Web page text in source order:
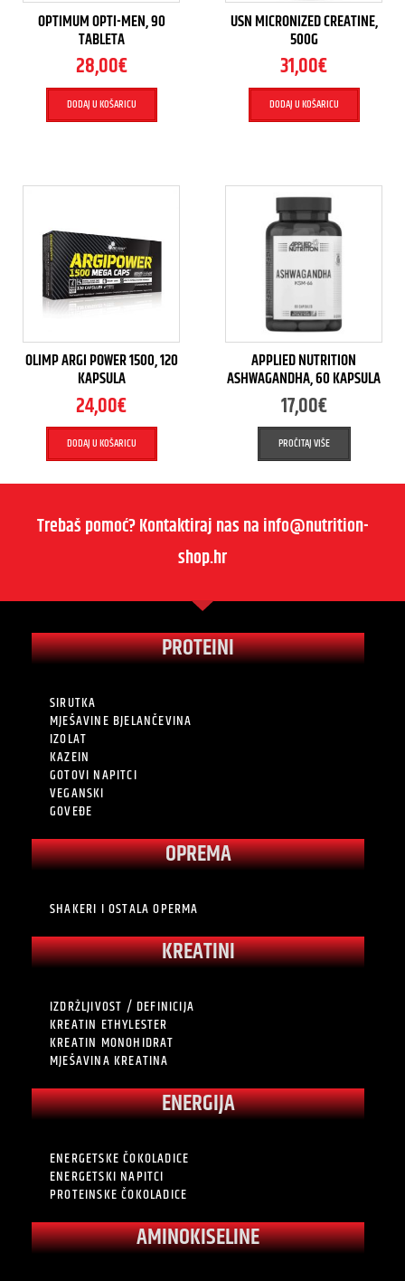
OPTIMUM OPTI-MEN, 90
TABLETA
28,00€
DODAJ U KOŠARICU
USN MICRONIZED CREATINE,
500G
31,00€
DODAJ U KOŠARICU
OLIMP ARGI POWER 1500, 120
KAPSULA
24,00€
DODAJ U KOŠARICU
APPLIED NUTRITION
ASHWAGANDHA, 60 KAPSULA
17,00€
PROČITAJ VIŠE
Trebaš pomoć? Kontaktiraj nas na info@nutrition-
shop.hr
PROTEINI
SIRUTKA
MJEŠAVINE BJELANČEVINA
IZOLAT
KAZEIN
GOTOVI NAPITCI
VEGANSKI
GOVEĐE
OPREMA
SHAKERI I OSTALA OPERMA
KREATINI
IZDRŽLJIVOST / DEFINICIJA
KREATIN ETHYLESTER
KREATIN MONOHIDRAT
MJEŠAVINA KREATINA
ENERGIJA
ENERGETSKE ČOKOLADICE
ENERGETSKI NAPITCI
PROTEINSKE ČOKOLADICE
AMINOKISELINE